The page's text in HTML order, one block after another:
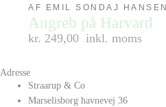
AF EMIL SONDAJ HANSEN
Angreb på Harvard
kr. 249,00 inkl. moms
Adresse
Straarup & Co
Marselisborg havnevej 36